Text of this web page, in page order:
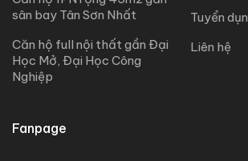
sân bay Tân Sơn Nhất
Căn hộ full nội thất gần Đại
Học Mở, Đại Học Công
Nghiệp
Tuyển
Liên hệ
Fanpage